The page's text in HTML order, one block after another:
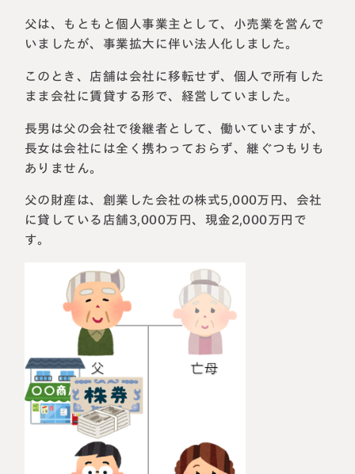
父は、もともと個人事業主として、小売業を営んで
いましたが、事業拡大に伴い法人化しました。
このとき、店舗は会社に移転せず、個人で所有した
まま会社に賃貸する形で、経営していました。
長男は父の会社で後継者として、働いていますが、
長女は会社には全く携わっておらず、継ぐつもりも
ありません。
父の財産は、創業した会社の株式5,000万円、会社
に貸している店舗3,000万円、現金2,000万円で
す。